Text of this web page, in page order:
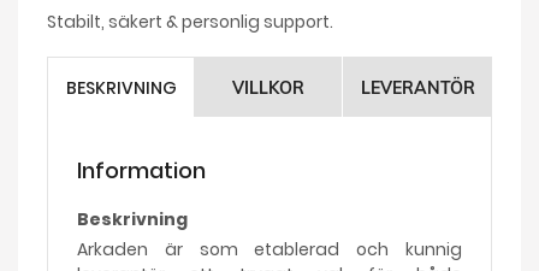
Stabilt, säkert & personlig support.
BESKRIVNING VILLKOR LEVERANTÖR
Information
Beskrivning
Arkaden är som etablerad och kunnig